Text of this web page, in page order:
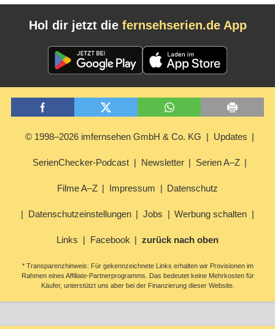
Hol dir jetzt die fernsehserien.de App
© 1998–2026 imfernsehen GmbH & Co. KG Updates
SerienChecker-Podcast Newsletter Serien A–Z
Filme A–Z Impressum Datenschutz
Datenschutzeinstellungen Jobs Werbung schalten
Links Facebook zurück nach oben
* Transparenzhinweis: Für gekennzeichnete Links erhalten wir Provisionen im
Rahmen eines Affiliate-Partnerprogramms. Das bedeutet keine Mehrkosten für
Käufer, unterstützt uns aber bei der Finanzierung dieser Website.